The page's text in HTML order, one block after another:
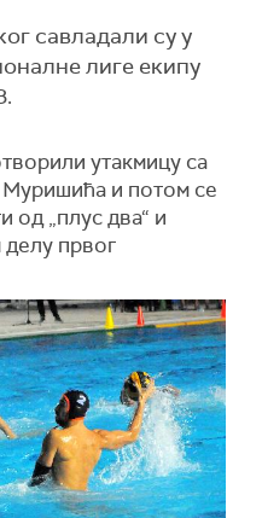
савладали су у
лиге екипу
утакмицу са
и потом се
од „плус два“ и
делу првог